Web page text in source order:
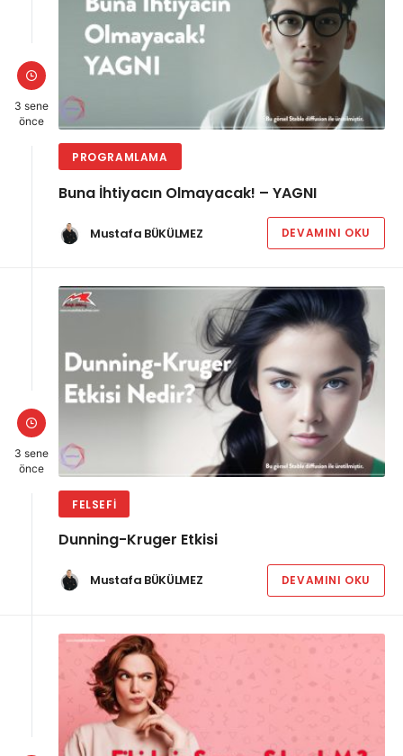
3 sene
önce
PROGRAMLAMA
Buna İhtiyacın Olmayacak! – YAGNI
Mustafa BÜKÜLMEZ DEVAMINI OKU
3 sene
önce
FELSEFI
Dunning-Kruger Etkisi
Mustafa BÜKÜLMEZ DEVAMINI OKU